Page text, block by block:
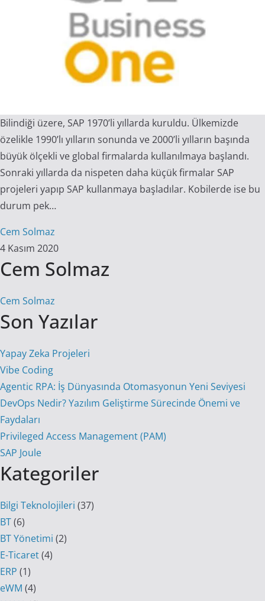
Bilindiği üzere, SAP 1970’li yıllarda kuruldu. Ülkemizde
özelikle 1990’lı yılların sonunda ve 2000’li yılların başında
büyük ölçekli ve global firmalarda kullanılmaya başlandı.
Sonraki yıllarda da nispeten daha küçük firmalar SAP
projeleri yapıp SAP kullanmaya başladılar. Kobilerde ise bu
durum pek…
Cem Solmaz
4 Kasım 2020
Cem Solmaz
Cem Solmaz
Son Yazılar
Yapay Zeka Projeleri
Vibe Coding
Agentic RPA: İş Dünyasında Otomasyonun Yeni Seviyesi
DevOps Nedir? Yazılım Geliştirme Sürecinde Önemi ve
Faydaları
Privileged Access Management (PAM)
SAP Joule
Kategoriler
Bilgi Teknolojileri (37)
BT(6)
BT Yönetimi (2)
E-Ticaret(4)
ERP (1)
eWM (4)